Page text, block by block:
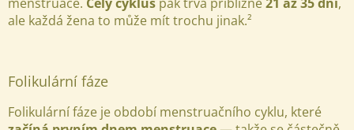
ale každá žena to může mít trochu jinak.²
Folikulární fáze
Folikulární fáze je období menstruačního cyklu, které